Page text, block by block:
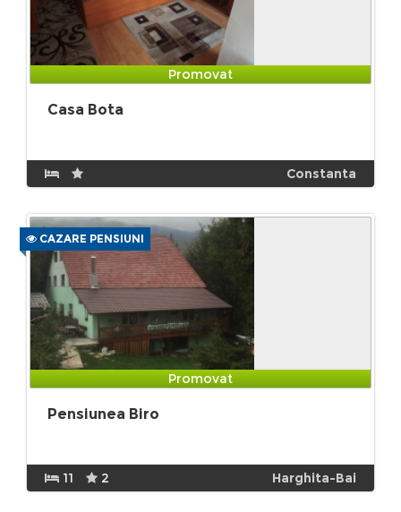
Promovat
Casa Bota
Constanta
CAZARE PENSIUNI
Promovat
Pensiunea Biro
11 2 Harghita-Bai